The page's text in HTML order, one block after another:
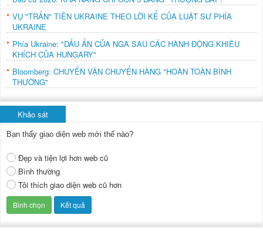
VỤ "TRẤN" TIỀN UKRAINE THEO LỜI KỂ CỦA LUẬT SƯ PHÍA
UKRAINE
Phía Ukraine: "DẤU ẤN CỦA NGA SAU CÁC HÀNH ĐỘNG KHIÊU
KHÍCH CỦA HUNGARY"
Bloomberg: CHUYẾN VẬN CHUYỂN HÀNG "HOÀN TOÀN BÌNH
THƯỜNG"
Khảo sát
Bạn thấy giao diện web mới thế nào?
Đẹp và tiện lợi hơn web cũ
Bình thường
Tôi thích giao diện web cũ hơn